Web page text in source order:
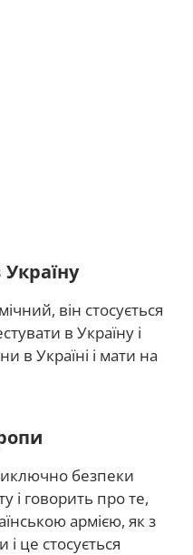
Україну
він стосується
в Україну і
в Україні і мати на
безпеки
і говорить про те,
армією, як з
це стосується